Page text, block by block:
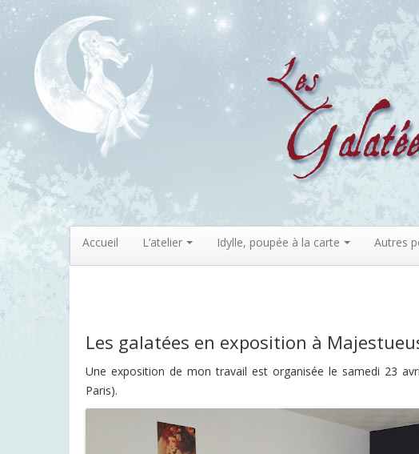
Accueil L’atelier Idylle, poupée à la carte Autres
Les galatées en exposition à
Une exposition de mon travail est organisée le samedi 23
Paris).